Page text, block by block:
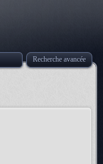
Recherche avancée